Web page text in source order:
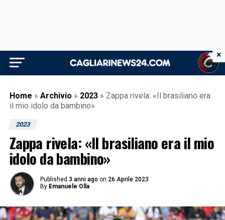
Home » Archivio » 2023 » Zappa rivela: «Il brasiliano era
il mio idolo da bambino»
2023
Zappa rivela: «Il brasiliano era il mio
idolo da bambino»
Published 3 anni ago on 26 Aprile 2023
By Emanuele Olla
×